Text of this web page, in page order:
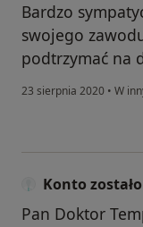
Bardzo
swojego
podtrzymać na
23 sierpnia 2020 • W
Konto
Pan Doktor